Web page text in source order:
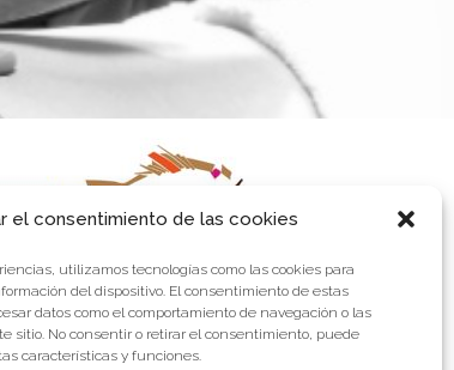
el consentimiento de las cookies
utilizamos tecnologías como las cookies para
del dispositivo. El consentimiento de estas
datos como el comportamiento de navegación o las
sitio. No consentir o retirar el consentimiento, puede
características y funciones.